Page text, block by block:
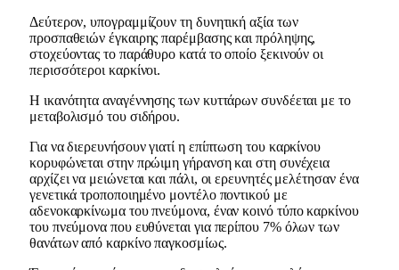
Δεύτερον, υπογραμμίζουν τη δυνητική αξία των
προσπαθειών έγκαιρης παρέμβασης και πρόληψης,
στοχεύοντας το παράθυρο κατά το οποίο ξεκινούν οι
περισσότεροι καρκίνοι.
Η ικανότητα αναγέννησης των κυττάρων συνδέεται με το
μεταβολισμό του σιδήρου.
Για να διερευνήσουν γιατί η επίπτωση του καρκίνου
κορυφώνεται στην πρώιμη γήρανση και στη συνέχεια
αρχίζει να μειώνεται και πάλι, οι ερευνητές μελέτησαν ένα
γενετικά τροποποιημένο μοντέλο ποντικού με
αδενοκαρκίνωμα του πνεύμονα, έναν κοινό τύπο καρκίνου
του πνεύμονα που ευθύνεται για περίπου 7% όλων των
θανάτων από καρκίνο παγκοσμίως.